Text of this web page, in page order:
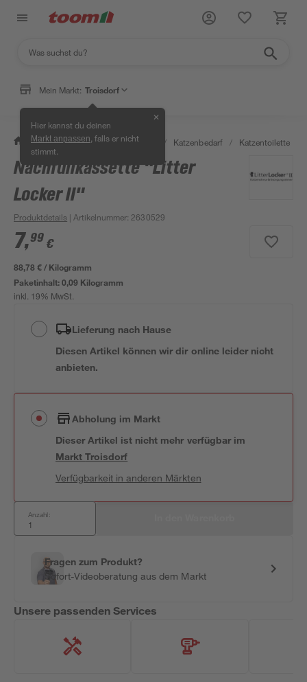
Mein Markt: Troisdorf
Hier kannst du deinen
Markt anpassen , falls er nicht
stimmt.
✕
/ Garten & Freizeit / Tierbedarf / Katzenbedarf / Katzentoilette
Nachfüllkassette "Litter
Locker II"
Produktdetails | Artikelnummer: 2630529
7,99 €
88,78 € / Kilogramm
Paketinhalt:0,09 Kilogramm
inkl. 19% MwSt.
Lieferung nach Hause
Diesen Artikel können wir dir online leider nicht
anbieten.
Abholung im Markt
Dieser Artikel ist nicht mehr verfügbar im
MarktTroisdorf
Verfügbarkeit in anderen Märkten
Anzahl:
Fragen zum Produkt?
Sofort-Videoberatung aus dem Markt
Unsere passenden Services